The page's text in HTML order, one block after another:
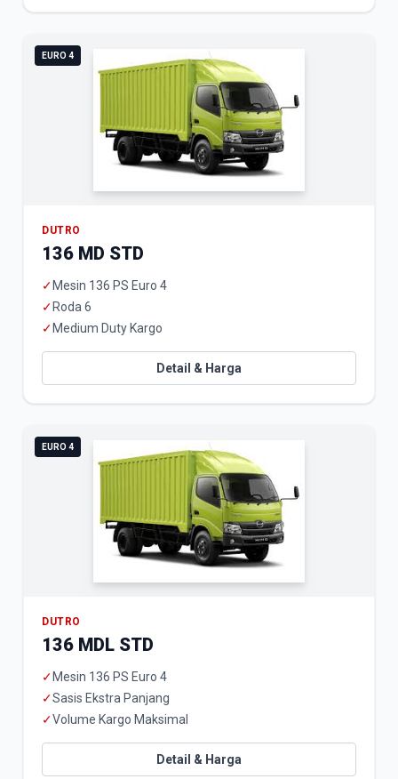
EURO 4
DUTRO
136 MD STD
✓ Mesin 136 PS Euro 4
✓ Roda 6
✓ Medium Duty Kargo
Detail & Harga
EURO 4
DUTRO
136 MDL STD
✓ Mesin 136 PS Euro 4
✓Sasis Ekstra Panjang
✓Volume Kargo Maksimal
Detail & Harga